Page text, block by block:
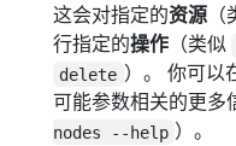
这会对指定的资源
行指定的操作 （类似
delete ）。 你可以
可能参数相关的更多
nodes --help ）。